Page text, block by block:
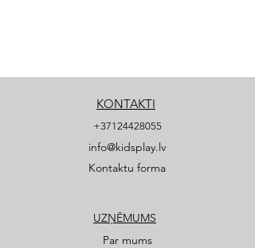
KONTAKTI
+37124428055
info@kidsplay.lv
Kontaktu forma
UZŅĒMUMS
Par mums